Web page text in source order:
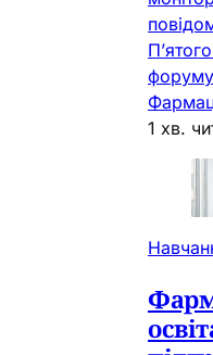
форуму
1 хв.